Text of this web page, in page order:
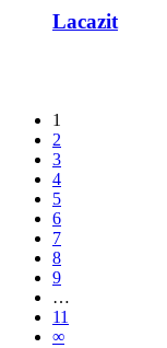
Lacazit
1
2
3
4
5
6
7
8
9
…
11
∞